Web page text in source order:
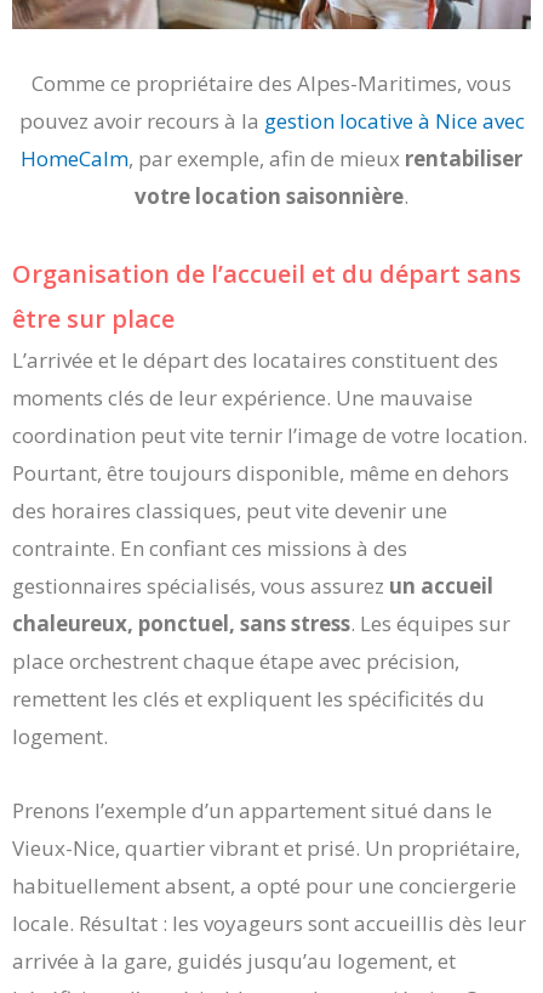
Comme ce propriétaire des Alpes-Maritimes, vous
pouvez avoir recours à la gestion locative à Nice avec
HomeCalm, par exemple, afin de mieux rentabiliser
votre location saisonnière.
Organisation de l’accueil et du départ sans
être sur place
L’arrivée et le départ des locataires constituent des
moments clés de leur expérience. Une mauvaise
coordination peut vite ternir l’image de votre location.
Pourtant, être toujours disponible, même en dehors
des horaires classiques, peut vite devenir une
contrainte. En confiant ces missions à des
gestionnaires spécialisés, vous assurez un accueil
chaleureux, ponctuel, sans stress. Les équipes sur
place orchestrent chaque étape avec précision,
remettent les clés et expliquent les spécificités du
logement.
Prenons l’exemple d’un appartement situé dans le
Vieux-Nice, quartier vibrant et prisé. Un propriétaire,
habituellement absent, a opté pour une conciergerie
locale. Résultat : les voyageurs sont accueillis dès leur
arrivée à la gare, guidés jusqu’au logement, et